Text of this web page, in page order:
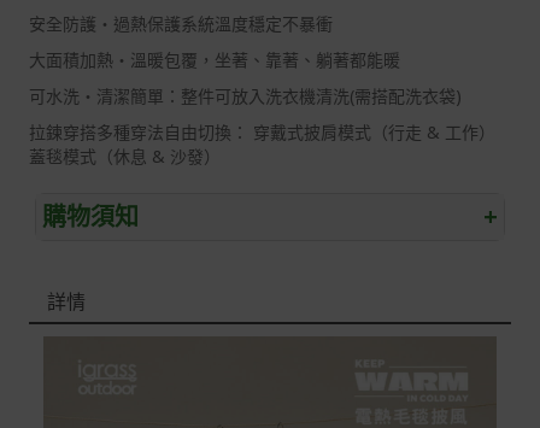
安全防護・過熱保護系統溫度穩定不暴衝
大面積加熱・溫暖包覆，坐著、靠著、躺著都能暖
可水洗・清潔簡單：整件可放入洗衣機清洗(需搭配洗衣袋)
拉鍊穿搭多種穿法自由切換： 穿戴式披肩模式（行走 & 工作）
蓋毯模式（休息 & 沙發）
購物須知 +
本網站消費者享有商品到貨七天鑑賞期之權益(鑑賞期並非
試用期)。
到貨七天內消費者有權申請退貨或換貨；超過七天以上(含
詳情